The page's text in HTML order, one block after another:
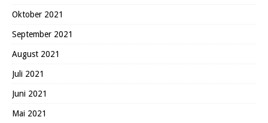
Oktober 2021
September 2021
August 2021
Juli 2021
Juni 2021
Mai 2021